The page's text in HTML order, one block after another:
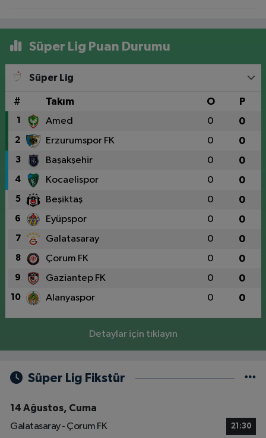
Süper Lig Puan Durumu
Süper Lig
# Takım O P
1 Amed 0 0
2 Erzurumspor FK 0 0
3 Başakşehir 0 0
4 Kocaelispor 0 0
5 Beşiktaş 0 0
6 Eyüpspor 0 0
7 Galatasaray 0 0
8 Çorum FK 0 0
9 Gaziantep FK 0 0
10 Alanyaspor 0 0
Detaylar için tıklayın
Süper Lig Fikstür
14 Ağustos, Cuma
Galatasaray - Çorum FK
21:30